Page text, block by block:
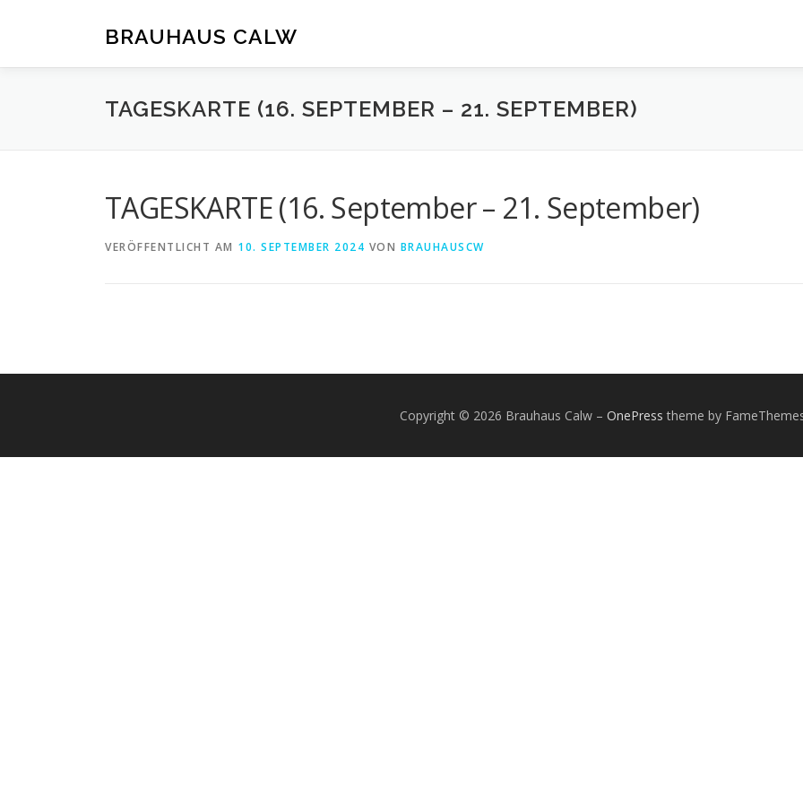
BRAUHAUS CALW
TAGESKARTE (16. SEPTEMBER – 21. SEPTEMBER)
TAGESKARTE (16. September – 21. September)
VERÖFFENTLICHT AM 10. SEPTEMBER 2024 VON BRAUHAUSCW
Copyright © 2026 Brauhaus Calw– OnePress theme by